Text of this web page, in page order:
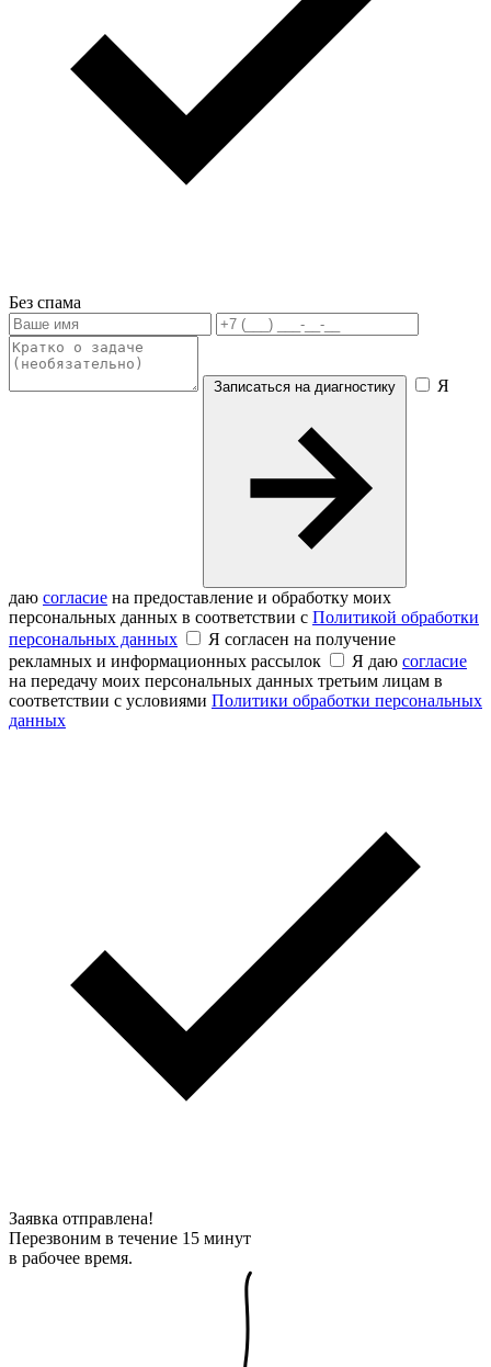
Без спама
Записаться на диагностику Я
даю согласие на предоставление и обработку моих
персональных данных в соответствии с Политикой обработки
персональных данных
Я согласен на получение
рекламных и информационных рассылок
Я даю согласие
на передачу моих персональных данных третьим лицам в
соответствии с условиями Политики обработки персональных
данных
Заявка отправлена!
Перезвоним в течение 15 минут
в рабочее время.